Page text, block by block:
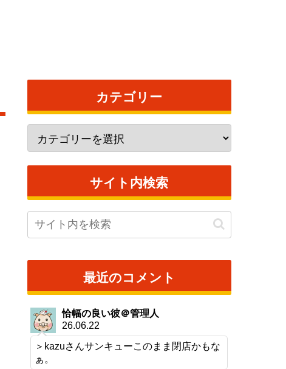
カテゴリー
サイト内検索
最近のコメント
恰幅の良い彼＠管理人
26.06.22
＞kazuさんサンキューこのまま閉店かもな
ぁ。